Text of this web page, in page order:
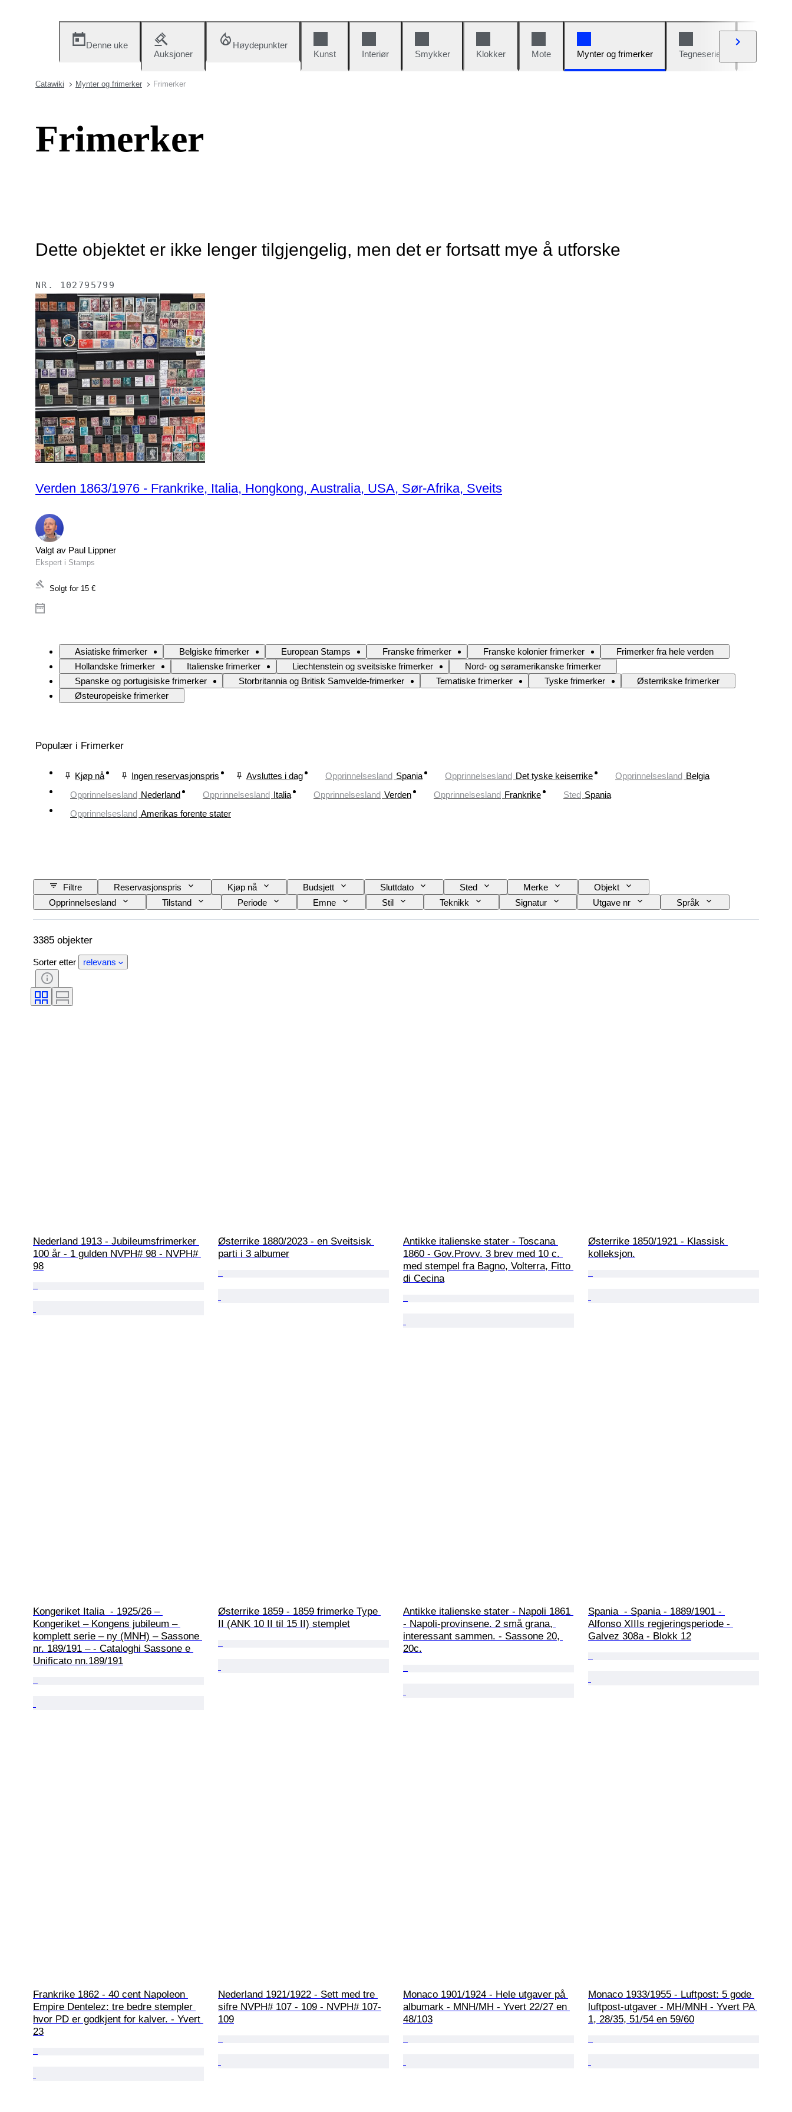
Denne uke
Auksjoner
Høydepunkter
Kunst
Interiør Smykker Klokker Mote Mynter og frimerker Tegneserier
Catawiki Mynter og frimerker Frimerker
Frimerker
Dette objektet er ikke lenger tilgjengelig, men det er fortsatt mye å utforske
NR. 102795799
Verden 1863/1976 - Frankrike, Italia, Hongkong, Australia, USA, Sør-Afrika, Sveits
Valgt av Paul Lippner
Ekspert i Stamps
Solgt for 15 €
Asiatiske frimerker Belgiske frimerker European Stamps Franske frimerker Franske kolonier frimerker
Frimerker fra hele verden
Hollandske frimerker
Italienske frimerker Liechtenstein og sveitsiske frimerker
Nord- og søramerikanske frimerker
Spanske og portugisiske frimerker
Storbritannia og Britisk Samvelde-frimerker Tematiske frimerker Tyske frimerker
Østerrikske frimerker
Østeuropeiske frimerker
Populær i Frimerker
Kjøp nå Ingen reservasjonspris Avsluttes i dag Opprinnelsesland Spania Opprinnelsesland Det tyske keiserrike Opprinnelsesland Belgia
Opprinnelsesland Nederland Opprinnelsesland Italia Opprinnelsesland Verden Opprinnelsesland Frankrike Sted Spania
Opprinnelsesland Amerikas forente stater
Filtre Reservasjonspris Kjøp nå Budsjett Sluttdato Sted Merke
Objekt
Opprinnelsesland
Tilstand Periode Emne Stil Teknikk Signatur Utgave nr
Språk
Farge
Kunstner Solgt av Æra
3385 objekter
Sorter etter relevans
Nederland 1913 - Jubileumsfrimerker
100 år - 1 gulden NVPH# 98 - NVPH#
98
Østerrike 1880/2023 - en Sveitsisk
parti i 3 albumer
Antikke italienske stater - Toscana
1860 - Gov.Provv. 3 brev med 10 c.
med stempel fra Bagno, Volterra, Fitto
di Cecina
Østerrike 1850/1921 - Klassisk
kolleksjon.
Kongeriket Italia  - 1925/26 –
Kongeriket – Kongens jubileum –
komplett serie – ny (MNH) – Sassone
nr. 189/191 – - Cataloghi Sassone e
Unificato nn.189/191
Østerrike 1859 - 1859 frimerke Type
II (ANK 10 II til 15 II) stemplet
Antikke italienske stater - Napoli 1861
- Napoli-provinsene. 2 små grana,
interessant sammen. - Sassone 20,
20c.
Spania  - Spania - 1889/1901 -
Alfonso XIIIs regjeringsperiode -
Galvez 308a - Blokk 12
Frankrike 1862 - 40 cent Napoleon
Empire Dentelez: tre bedre stempler
hvor PD er godkjent for kalver. - Yvert
23
Nederland 1921/1922 - Sett med tre
sifre NVPH# 107 - 109 - NVPH# 107-
109
Monaco 1901/1924 - Hele utgaver på
albumark - MNH/MH - Yvert 22/27 en
48/103
Monaco 1933/1955 - Luftpost: 5 gode
luftpost-utgaver - MH/MNH - Yvert PA
1, 28/35, 51/54 en 59/60